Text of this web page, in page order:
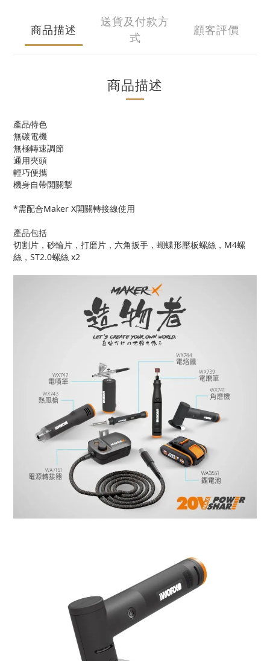
商品描述
送貨及付款方
式
顧客評價
商品描述
產品特色
無碳電機
無極轉速調節
通用夾頭
輕巧便攜
機身自帶開關掣
*需配合Maker X開關轉接線使用
產品包括
切割片，砂輪片，打磨片，六角扳手，蝴蝶形壓板螺絲，M4螺
絲，ST2.0螺絲 x2